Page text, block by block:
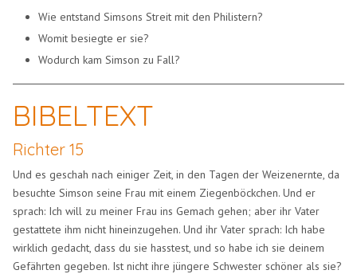
Wie entstand Simsons Streit mit den Philistern?
Womit besiegte er sie?
Wodurch kam Simson zu Fall?
BIBELTEXT
Richter 15
Und es geschah nach einiger Zeit, in den Tagen der Weizenernte, da
besuchte Simson seine Frau mit einem Ziegenböckchen. Und er
sprach: Ich will zu meiner Frau ins Gemach gehen; aber ihr Vater
gestattete ihm nicht hineinzugehen. Und ihr Vater sprach: Ich habe
wirklich gedacht, dass du sie hasstest, und so habe ich sie deinem
Gefährten gegeben. Ist nicht ihre jüngere Schwester schöner als sie?